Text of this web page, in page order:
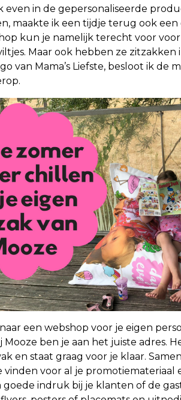
even in de gepersonaliseerde
maakte ik een tijdje terug ook
kun je namelijk terecht voor
Maar ook hebben ze zitzakken
van Mama’s Liefste, besloot ik de
een webshop voor je eigen
Mooze ben je aan het juiste adres.
en staat graag voor je klaar.
voor al je promotiemateriaal
indruk bij je klanten of de